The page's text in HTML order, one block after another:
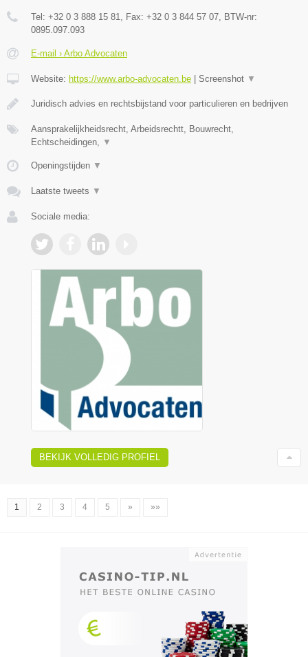
Tel: +32 0 3 888 15 81 , Fax: +32 0 3 844 57 07 , BTW-nr:
0895.097.093
E-mail › Arbo Advocaten
Website: https://www.arbo-advocaten.be | Screenshot ▼
Juridisch advies en rechtsbijstand voor particulieren en bedrijven
Aansprakelijkheidsrecht, Arbeidsrechtt, Bouwrecht,
Echtscheidingen,
▼
Openingstijden ▼
Laatste tweets ▼
Sociale media:
BEKIJK VOLLEDIG PROFIEL
1 2 3 4 5 » »»